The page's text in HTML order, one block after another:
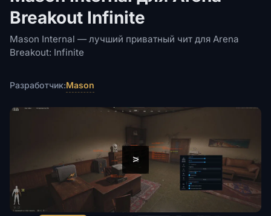
Breakout Infinite
Mason Internal — лучший приватный чит для Arena
Breakout: Infinite
Разработчик:Mason
<
>